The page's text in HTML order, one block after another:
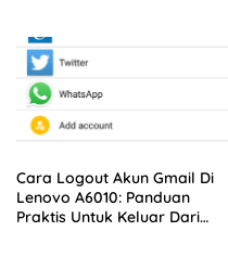
Cara Logout Akun Gmail Di
Lenovo A6010: Panduan
Praktis Untuk Keluar Dari